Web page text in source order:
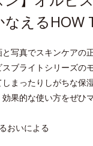
えるHOW
と写真でスキンケアの
スブライトシリーズの
しまったりしがちな保
果的な使い方をぜひ
おいによる